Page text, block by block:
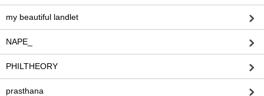
my beautiful landlet
NAPE_
PHILTHEORY
prasthana